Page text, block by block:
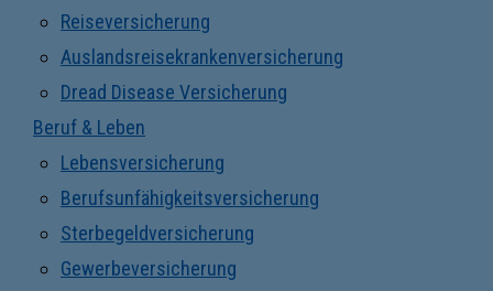
Reiseversicherung
Auslandsreisekrankenversicherung
Dread Disease Versicherung
Beruf & Leben
Lebensversicherung
Berufsunfähigkeitsversicherung
Sterbegeldversicherung
Gewerbeversicherung